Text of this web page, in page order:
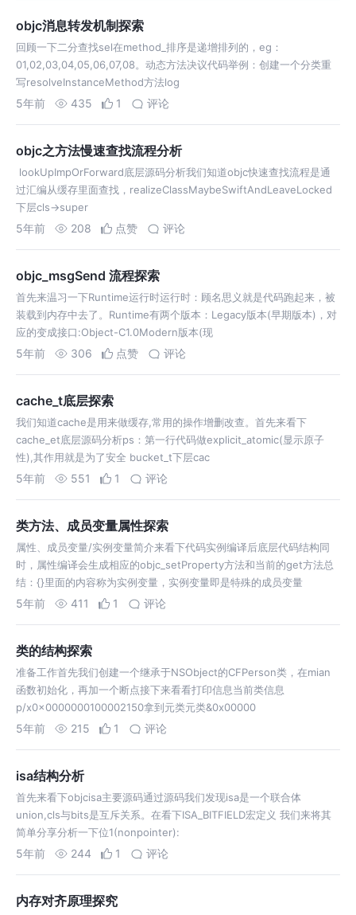
objc消息转发机制探索
回顾一下二分查找sel在method_排序是递增排列的，eg：
01,02,03,04,05,06,07,08。动态方法决议代码举例：创建一个分类重
写resolveInstanceMethod方法log
5年前 435 1 评论
objc之方法慢速查找流程分析
lookUpImpOrForward底层源码分析我们知道objc快速查找流程是通
过汇编从缓存里面查找，realizeClassMaybeSwiftAndLeaveLocked
下层cls->super
5年前 208 点赞 评论
objc_msgSend 流程探索
首先来温习一下Runtime运行时运行时：顾名思义就是代码跑起来，被
装载到内存中去了。Runtime有两个版本：Legacy版本(早期版本)，对
应的变成接口:Object-C1.0Modern版本(现
5年前 306 点赞 评论
cache_t底层探索
我们知道cache是用来做缓存,常用的操作增删改查。首先来看下
cache_et底层源码分析ps：第一行代码做explicit_atomic(显示原子
性),其作用就是为了安全 bucket_t下层cac
5年前 551 1 评论
类方法、成员变量属性探索
属性、成员变量/实例变量简介来看下代码实例编译后底层代码结构同
时，属性编译会生成相应的objc_setProperty方法和当前的get方法总
结：{}里面的内容称为实例变量，实例变量即是特殊的成员变量
5年前 411 1 评论
类的结构探索
准备工作首先我们创建一个继承于NSObject的CFPerson类，在mian
函数初始化，再加一个断点接下来看看打印信息当前类信息
p/x0x0000000100002150拿到元类元类&0x00000
5年前 215 1 评论
isa结构分析
首先来看下objcisa主要源码通过源码我们发现isa是一个联合体
union,cls与bits是互斥关系。在看下ISA_BITFIELD宏定义 我们来将其
简单分享分析一下位1(nonpointer):
5年前 244 1 评论
内存对齐原理探究